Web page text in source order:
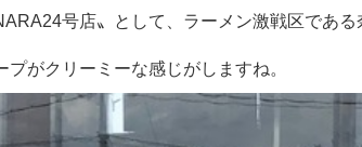
号店〟として、ラーメン激戦区である
プがクリーミーな感じがしますね。